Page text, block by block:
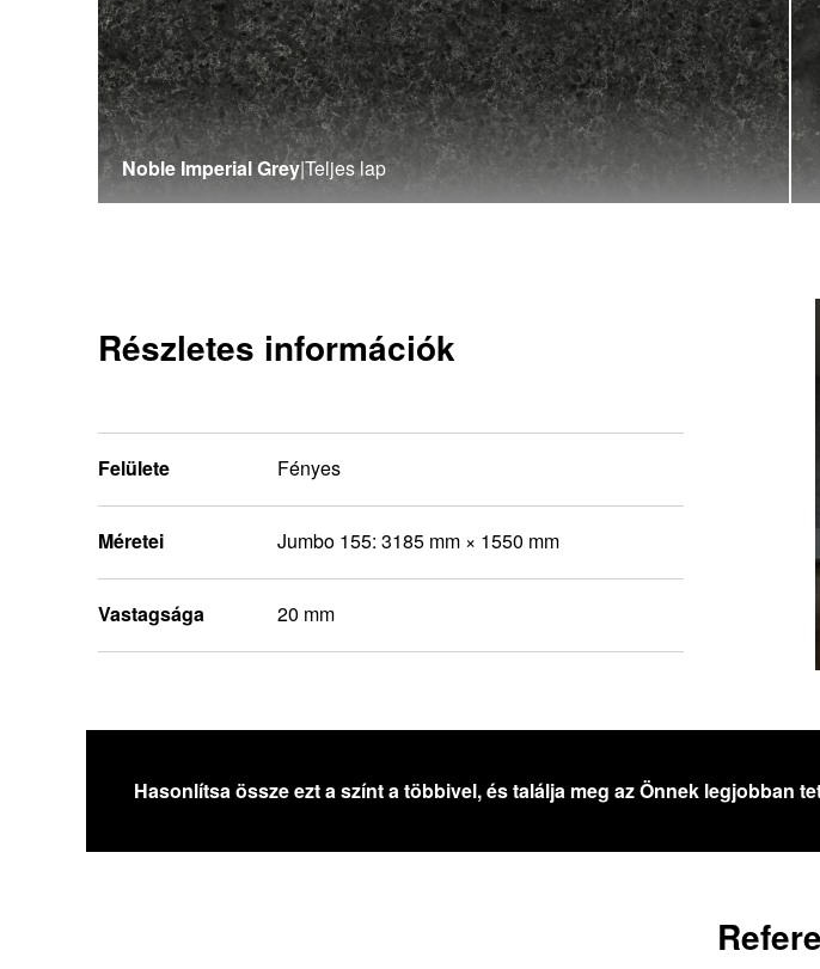
Noble Imperial Grey|Teljes lap
Részletes információk
Felülete Fényes
Méretei Jumbo 155: 3185 mm × 1550 mm
Vastagsága 20 mm
Hasonlítsa össze ezt a színt a többivel, és találja meg az Önnek legjobban